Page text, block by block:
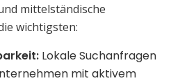
mittelständische
wichtigsten:
Lokale Suchanfragen
mit aktivem